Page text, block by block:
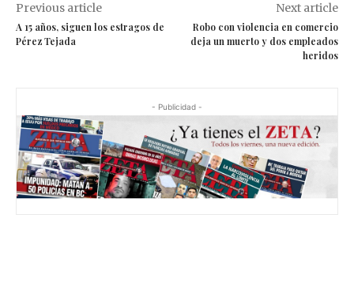
Previous article
A 15 años, siguen los estragos de
Pérez Tejada
Next article
Robo con violencia en comercio
deja un muerto y dos empleados
heridos
- Publicidad -